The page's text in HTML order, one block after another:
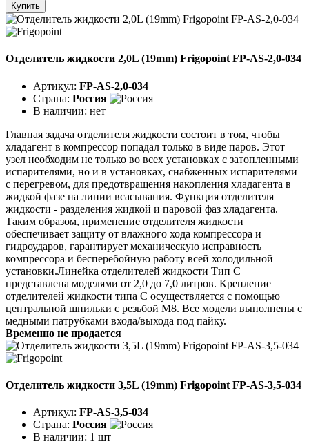
Купить
Отделитель жидкости 2,0L (19mm) Frigopoint FP-AS-2,0-034
Артикул: FP-AS-2,0-034
Страна: Россия
В наличии: нет
Главная задача отделителя жидкости состоит в том, чтобы
хладагент в компрессор попадал только в виде паров. Этот
узел необходим не только во всех установках с затопленными
испарителями, но и в установках, снабженных испарителями
с перегревом, для предотвращения накопления хладагента в
жидкой фазе на линии всасывания. Функция отделителя
жидкости - разделения жидкой и паровой фаз хладагента.
Таким образом, применение отделителя жидкости
обеспечивает защиту от влажного хода компрессора и
гидроударов, гарантирует механическую исправность
компрессора и бесперебойную работу всей холодильной
установки.Линейка отделителей жидкости Тип C
представлена моделями от 2,0 до 7,0 литров. Крепление
отделителей жидкости типа C осуществляется с помощью
центральной шпильки с резьбой М8. Все модели выполнены с
медными патрубками входа/выхода под пайку.
Временно не продается
Отделитель жидкости 3,5L (19mm) Frigopoint FP-AS-3,5-034
Артикул: FP-AS-3,5-034
Страна: Россия
В наличии: 1 шт